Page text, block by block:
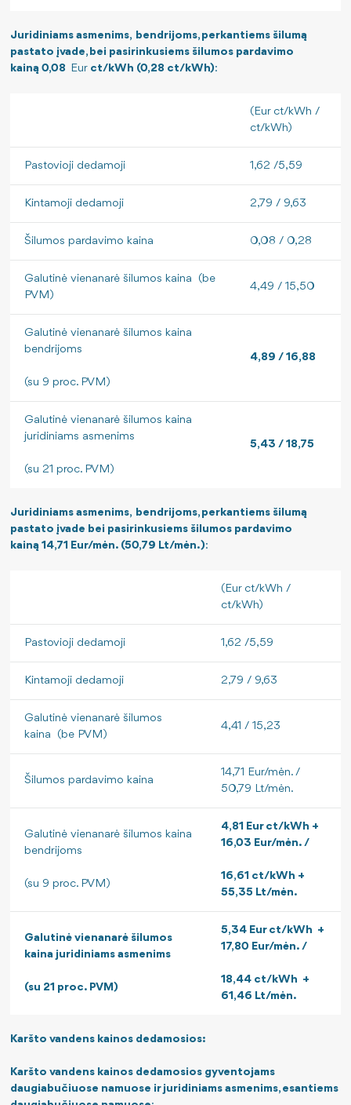
Juridiniams asmenims, bendrijoms, perkantiems šilumą
pastato įvade, bei pasirinkusiems šilumos pardavimo
kainą 0,08 Eurct/kWh (0,28 ct/kWh):
(Eur ct/kWh /
ct/kWh)
Pastovioji dedamoji 1,62 /5,59
Kintamoji dedamoji 2,79 / 9,63
Šilumos pardavimo kaina 0,08 / 0,28
Galutinė vienanarė šilumos kaina (be
PVM)
4,49 / 15,50
Galutinė vienanarė šilumos kaina
bendrijoms
(su 9 proc. PVM)
4,89 / 16,88
Galutinė vienanarė šilumos kaina
juridiniams asmenims
(su 21 proc. PVM)
5,43 / 18,75
Juridiniams asmenims, bendrijoms, perkantiems šilumą
pastato įvade bei pasirinkusiems šilumos pardavimo
kainą 14,71 Eur/mėn. (50,79 Lt/mėn.):
(Eur ct/kWh /
ct/kWh)
Pastovioji dedamoji 1,62 /5,59
Kintamoji dedamoji 2,79 / 9,63
Galutinė vienanarė šilumos
kaina (be PVM)
4,41 / 15,23
Šilumos pardavimo kaina
14,71 Eur/mėn. /
50,79 Lt/mėn.
Galutinė vienanarė šilumos kaina
bendrijoms
(su 9 proc. PVM)
4,81 Eur ct/kWh +
16,03 Eur/mėn. /
16,61 ct/kWh +
55,35 Lt/mėn.
Galutinė vienanarė šilumos
kaina juridiniams asmenims
(su 21 proc. PVM)
5,34 Eur ct/kWh +
17,80 Eur/mėn. /
18,44 ct/kWh +
61,46 Lt/mėn.
Karšto vandens kainos dedamosios:
Karšto vandens kainos dedamosios gyventojams
daugiabučiuose namuose ir juridiniams asmenims, esantiems